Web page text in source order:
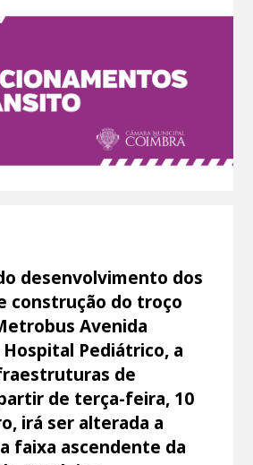
desenvolvimento dos
construção do troço
Avenida
Pediátrico, a
de
de terça-feira, 10
irá ser alterada a
faixa ascendente da